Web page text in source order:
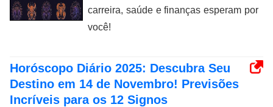
carreira, saúde e finanças esperam por
você!
Horóscopo Diário 2025: Descubra Seu
Destino em 14 de Novembro! Previsões
Incríveis para os 12 Signos